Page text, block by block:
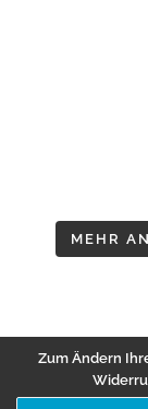
MEHR
Zum Ändern